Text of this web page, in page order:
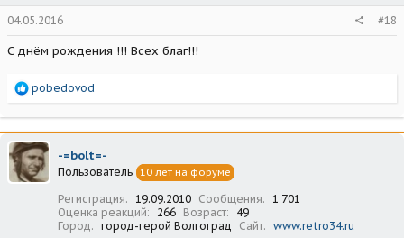
04.05.2016 #18
С днём рождения !!! Всех благ!!!
Р
а
к
ц
и
и
pobedovod
-=bolt=-
Пользователь 10 лет на форуме
Регистрация 19.09.2010 Сообщения
1 701
Оценка реакций
266 Возраст
49
Город
город-герой Волгоград Сайт www.retro34.ru